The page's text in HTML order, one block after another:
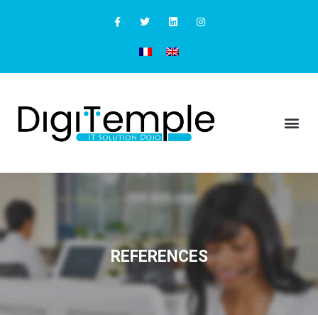
REFERENCES